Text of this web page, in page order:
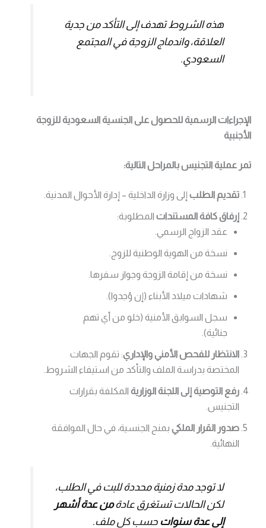
هذه الشروط تهدف إلى التأكد من جدية
العلاقة، واندماج الزوجة في المجتمع
السعودي.
الإجراءات الرسمية للحصول على الجنسية السعودية للزوجة
الأجنبية
تمر عملية التجنيس بالمراحل التالية:
تقديم الطلبإلى وزارة الداخلية – إدارة الأحوال المدنية.
إرفاق كافة المستنداتالمطلوبة:
عقد الزواج الرسمي.
نسخة من الهوية الوطنية للزوج.
نسخة من إقامة الزوجة وجواز سفرها.
شهادات ميلاد الأبناء (إن وُجدوا).
سجل السوابق الأمنية (خلو من أي تهم
جنائية).
الانتظار للفحص الأمني والإداري: تقوم الجهات
المختصة بدراسة الملف والتأكد من استيفاء الشروط.
رفع التوصية إلى اللجنة الوزاريةالمكلفة بقرارات
التجنيس.
صدور القرار الملكيبمنح الجنسية، في حال الموافقة
النهائية.
لا توجد مدة زمنية محددة للبت في الطلب،
لكن الحالات تستغرق عادةمن عدة أشهر
إلى عدة سنوات حسب كل ملف.